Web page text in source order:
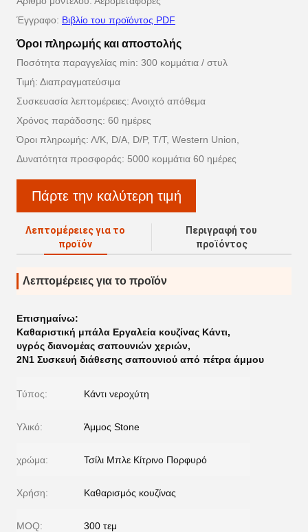
Έγγραφο: Βιβλίο του προϊόντος PDF
Όροι πληρωμής και αποστολής
Ποσότητα παραγγελίας min: 300 κομμάτια / στυλ
Τιμή: Διαπραγματεύσιμα
Συσκευασία λεπτομέρειες: Ανοιχτό απόθεμα
Χρόνος παράδοσης: 60 ημέρες
Όροι πληρωμής: Λ/Κ, D/A, D/P, T/T, Western Union,
Δυνατότητα προσφοράς: 5000 κομμάτια 60 ημέρες
Πάρτε την καλύτερη τιμή
Λεπτομέρειες για το
προϊόν
Περιγραφή του
προϊόντος
Λεπτομέρειες για το προϊόν
Επισημαίνω:
Καθαριστική μπάλα Εργαλεία κουζίνας Κάντι,
υγρός διανομέας σαπουνιών χεριών,
2N1 Συσκευή διάθεσης σαπουνιού από πέτρα άμμου
Τύπος: Κάντι νεροχύτη
Υλικό: Άμμος Stone
χρώμα: Τσίλι Μπλε Κίτρινο Πορφυρό
Χρήση: Καθαρισμός κουζίνας
MOQ: 300 τεμ